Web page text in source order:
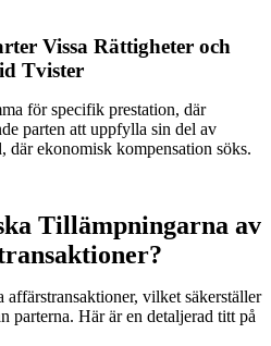
Vissa Rättigheter och
Tvister
för specifik prestation, där
parten att uppfylla sin del av
där ekonomisk kompensation söks.
Tillämpningarna av
vilket säkerställer
parterna. Här är en detaljerad titt på